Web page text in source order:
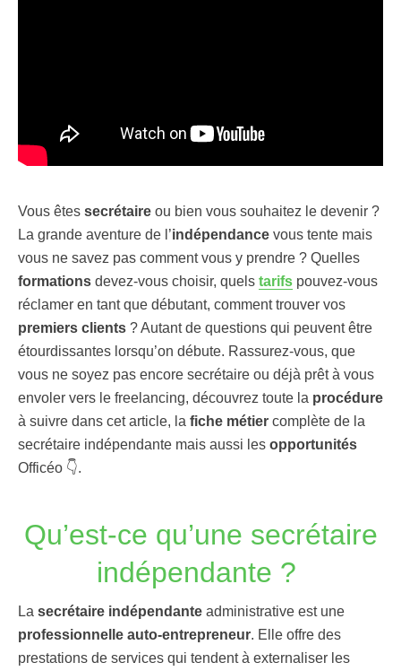
Vous êtes secrétaire ou bien vous souhaitez le devenir ?
La grande aventure de l’indépendance vous tente mais
vous ne savez pas comment vous y prendre ? Quelles
formations devez-vous choisir, quels tarifs pouvez-vous
réclamer en tant que débutant, comment trouver vos
premiers clients ? Autant de questions qui peuvent être
étourdissantes lorsqu’on débute. Rassurez-vous, que
vous ne soyez pas encore secrétaire ou déjà prêt à vous
envoler vers le freelancing, découvrez toute la procédure
à suivre dans cet article, la fiche métier complète de la
secrétaire indépendante mais aussi les opportunités
Officéo 👇.
Qu’est-ce qu’une secrétaire
indépendante ?
La secrétaire indépendante administrative est une
professionnelle auto-entrepreneur. Elle offre des
prestations de services qui tendent à externaliser les